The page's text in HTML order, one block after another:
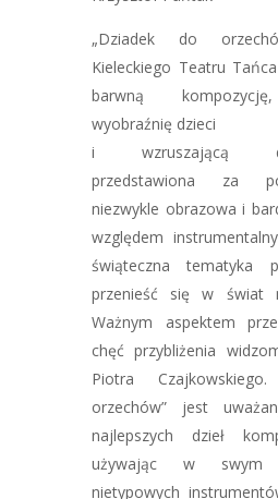
„Dziadek do
Kieleckiego Teatru
barwną
wyobraźnię dzieci
i wzruszającą
przedstawiona za
niezwykle obrazowa i
względem
świąteczna tematyka
przenieść się w świat
Ważnym aspektem
chęć przybliżenia
Piotra
orzechów” jest
najlepszych dzieł
używając w swym
nietypowych